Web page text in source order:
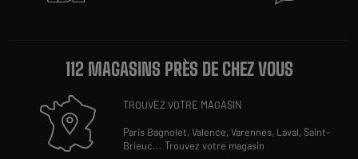
112 MAGASINS PRÈS DE CHEZ VOUS
TROUVEZ VOTRE MAGASIN
Paris Bagnolet,Valence,Varennes, Laval,Saint-
Brieuc...Trouvez votre magasin